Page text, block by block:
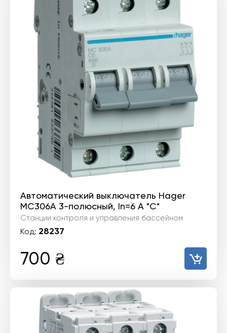
Автоматический выключатель Hager
MC306A 3-полюсный, In=6 А "C"
Станции контроля и управления бассейном
Код: 28237
700 ₴